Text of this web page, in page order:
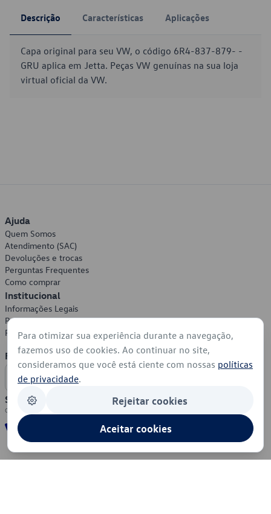
Descrição Características Aplicações
Capa original para seu VW, o código 6R4-837-879- -
GRU aplica em Jetta. Peças VW genuínas na sua loja
virtual oficial da VW.
Ajuda
Quem Somos
Atendimento (SAC)
Devoluções e trocas
Perguntas Frequentes
Como comprar
Institucional
Informações Legais
Política de Privacidade
Política de Cookies
Formas de Pagamento
Segurança
Para otimizar sua experiência durante a navegação,
fazemos uso de cookies. Ao continuar no site,
consideramos que você está ciente com nossas políticas
de privacidade.
Rejeitar cookies
Aceitar cookies